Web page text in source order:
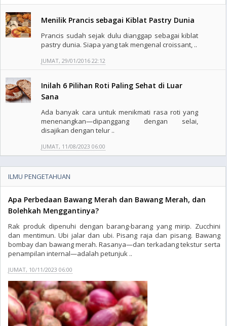
Menilik Prancis sebagai Kiblat Pastry Dunia
Prancis sudah sejak dulu dianggap sebagai kiblat
pastry dunia. Siapa yang tak mengenal croissant, ..
JUMAT, 29/01/2016 22:12
Inilah 6 Pilihan Roti Paling Sehat di Luar
Sana
Ada banyak cara untuk menikmati rasa roti yang
menenangkan—dipanggang dengan selai,
disajikan dengan telur ..
JUMAT, 11/08/2023 06:00
ILMU PENGETAHUAN
Apa Perbedaan Bawang Merah dan Bawang Merah, dan
Bolehkah Menggantinya?
Rak produk dipenuhi dengan barang-barang yang mirip. Zucchini
dan mentimun. Ubi jalar dan ubi. Pisang raja dan pisang. Bawang
bombay dan bawang merah. Rasanya—dan terkadang tekstur serta
penampilan internal—adalah petunjuk ..
JUMAT, 10/11/2023 06:00